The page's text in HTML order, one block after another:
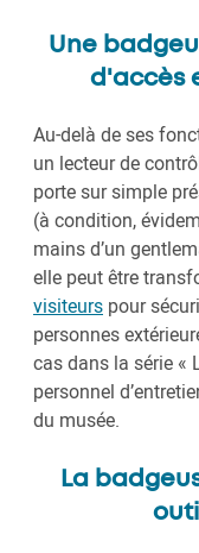
Une
d'accès
Au-delà de ses
un lecteur de
porte sur simple
(à condition,
mains d’un
elle peut être
visiteurs pour
personnes
cas dans la série «
personnel
du musée.
La